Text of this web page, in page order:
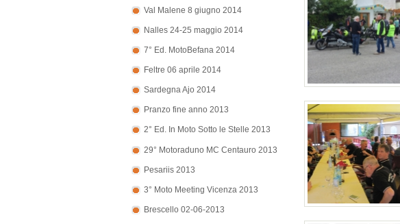
Val Malene 8 giugno 2014
Nalles 24-25 maggio 2014
7° Ed. MotoBefana 2014
Feltre 06 aprile 2014
Sardegna Ajo 2014
Pranzo fine anno 2013
2° Ed. In Moto Sotto le Stelle 2013
29° Motoraduno MC Centauro 2013
Pesariis 2013
3° Moto Meeting Vicenza 2013
Brescello 02-06-2013